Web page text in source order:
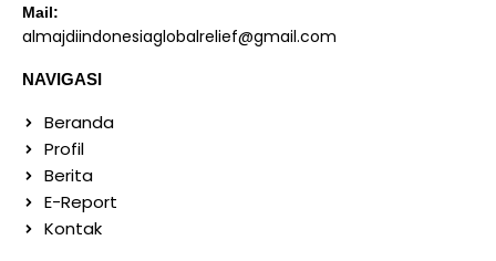
Mail:
almajdiindonesiaglobalrelief@gmail.com
NAVIGASI
Beranda
Profil
Berita
E-Report
Kontak